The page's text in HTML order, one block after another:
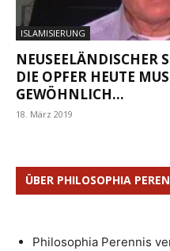
ISLAMISIERUNG
NEUSEELÄNDISCHER
DIE OPFER HEUTE
GEWÖHNLICH...
18. März 2019
ÜBER PHILOSOPHIA
Philosophia Perennis